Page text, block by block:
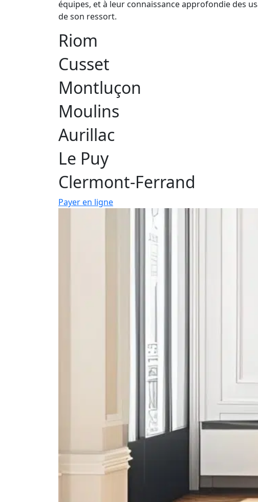
équipes, et à leur connaissance approfondie des
de son ressort.
Riom
Cusset
Montluçon
Moulins
Aurillac
Le Puy
Clermont-Ferrand
Payer en ligne